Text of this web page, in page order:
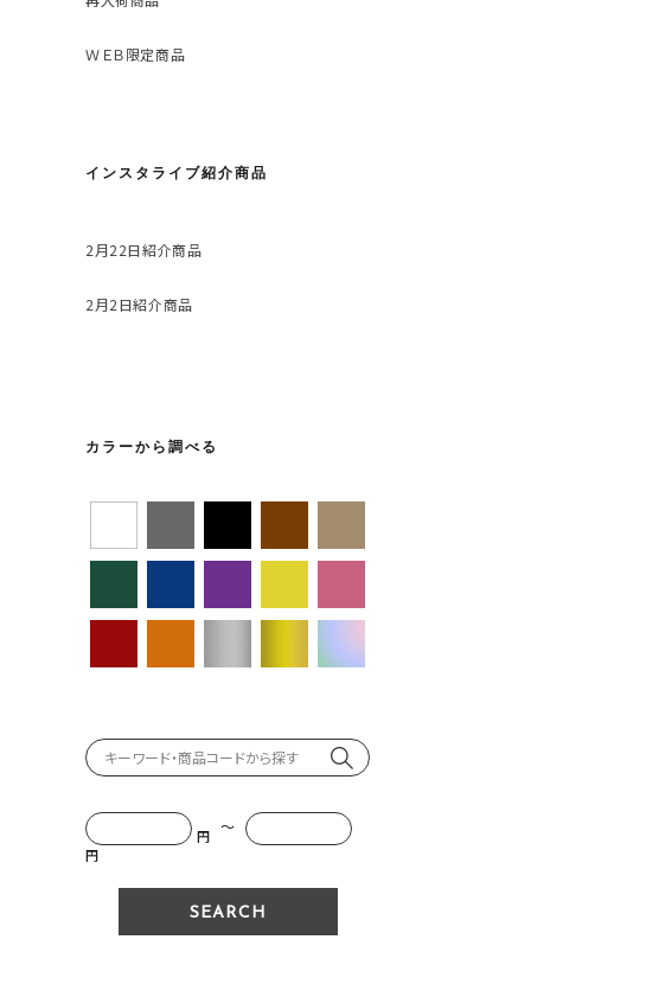
ＷＥＢ限定商品
インスタライブ紹介商品
2月22日紹介商品
2月2日紹介商品
カラーから調べる
円 ～
円